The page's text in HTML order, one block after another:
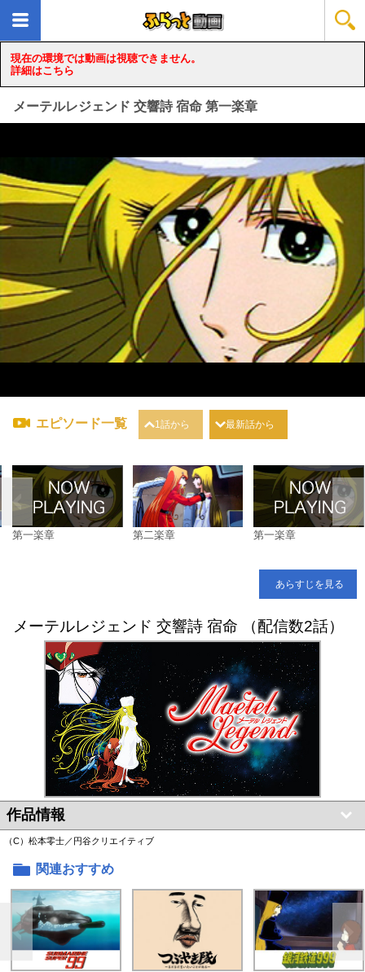
現在の環境では動画は視聴できません。
詳細はこちら
メーテルレジェンド 交響詩 宿命 第一楽章
loading...
エピソード一覧 1話から 最新話から
第一楽章 第二楽章 第一楽章
あらすじを見る
メーテルレジェンド 交響詩 宿命 （配信数2話）
作品情報
（C）松本零士／円谷クリエイティブ
関連おすすめ